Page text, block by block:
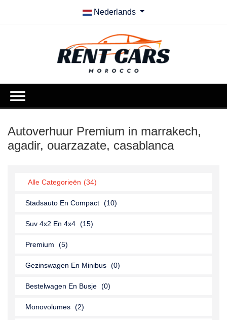
Nederlands
Autoverhuur Premium in marrakech,
agadir, ouarzazate, casablanca
Alle Categorieën (34)
Stadsauto En Compact (10)
Suv 4x2 En 4x4 (15)
Premium (5)
Gezinswagen En Minibus (0)
Bestelwagen En Busje (0)
Monovolumes (2)